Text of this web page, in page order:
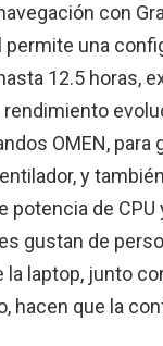
con
permite una
12.5 horas,
OMEN,
y
de CPU
gustan de
laptop, junto
hacen que la